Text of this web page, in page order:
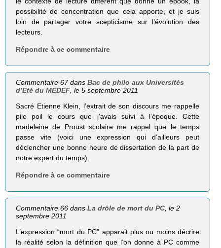
possibilité de concentration que cela apporte, et je suis
loin de partager votre scepticisme sur l’évolution des
lecteurs.
Répondre à ce commentaire
Commentaire 67 dansBac de philo aux Universités
d’Eté du MEDEF , le 5 septembre 2011
Sacré Etienne Klein, l’extrait de son discours me rappelle
pile poil le cours que j’avais suivi à l’époque. Cette
madeleine de Proust scolaire me rappel que le temps
passe vite (voici une expression qui d’ailleurs peut
déclencher une bonne heure de dissertation de la part de
notre expert du temps).
Répondre à ce commentaire
Commentaire 66 dansLa drôle de mort du PC , le 2
septembre 2011
L’expression “mort du PC” apparait plus ou moins décrire
la réalité selon la définition que l’on donne à PC comme